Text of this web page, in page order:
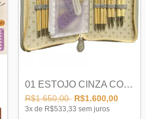
01 ESTOJO CINZA COM ACESSORIOS E AGULHAS...
R$1.650,00 R$1.600,00
3x de R$533,33 sem juros